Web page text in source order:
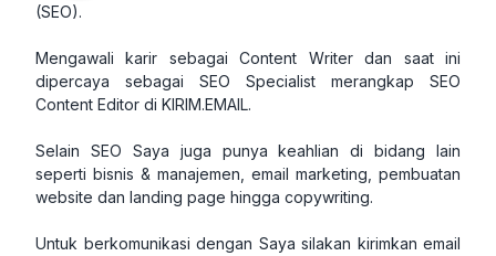
(SEO).
Mengawali karir sebagai Content Writer dan saat ini
dipercaya sebagai SEO Specialist merangkap SEO
Content Editor di KIRIM.EMAIL.
Selain SEO Saya juga punya keahlian di bidang lain
seperti bisnis & manajemen, email marketing, pembuatan
website dan landing page hingga copywriting.
Untuk berkomunikasi dengan Saya silakan kirimkan email